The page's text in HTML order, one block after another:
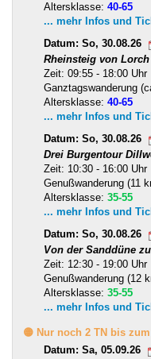
Altersklasse: 40-65
... mehr Infos und
Datum: So, 30.08.26
Rheinsteig von
Zeit: 09:55 - 18:00 Uhr
Ganztagswanderung
Altersklasse: 40-65
... mehr Infos und
Datum: So, 30.08.26
Drei Burgentour
Zeit: 10:30 - 16:00 Uhr
Genußwanderung (11
Altersklasse: 35-55
... mehr Infos und
Datum: So, 30.08.26
Von der Sanddüne
Zeit: 12:30 - 19:00 Uhr
Genußwanderung (12
Altersklasse: 35-55
... mehr Infos und
🟡 Nur noch 2 TN bis
Datum: Sa, 05.09.26